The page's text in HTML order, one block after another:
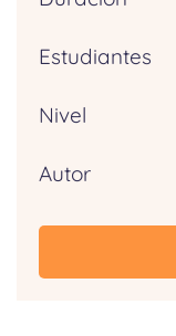
Estudiantes
Nivel
Autor